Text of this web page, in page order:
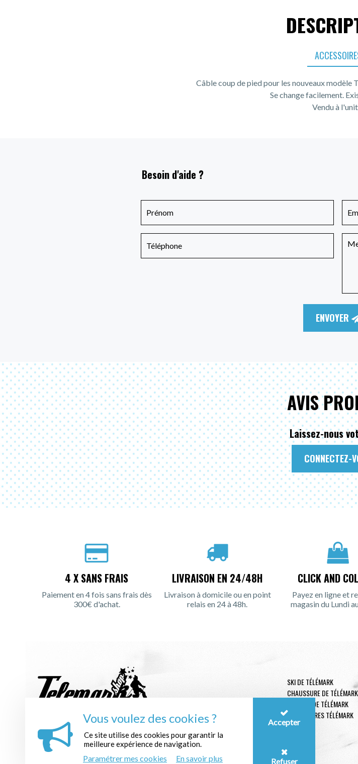
Câble coup de pied pour les nouveaux modèle
Se change facilement.
Vendu à
Besoin d'aide ?
ENVOYER
AVIS
Laissez-nous
CONNECTEZ-
4 X SANS FRAIS
Paiement en 4 fois sans frais dès
300€ d'achat.
LIVRAISON EN 24/48H
Livraison à domicile ou en point
relais en 24 à 48h.
CLICK AND
Payez en ligne et
magasin du Lundi
INSCRIPTION À LA NEWSLETTER :
SKI DE TÉLÉMARK
CHAUSSURE DE TÉLÉMARK
FIXATION DE TÉLÉMARK
ACCESSOIRES TÉLÉMARK
Vous voulez des cookies ?
Ce site utilise des cookies pour garantir la
meilleure expérience de navigation.
Paramétrer mes cookies En savoir plus
Accepter
Refuser